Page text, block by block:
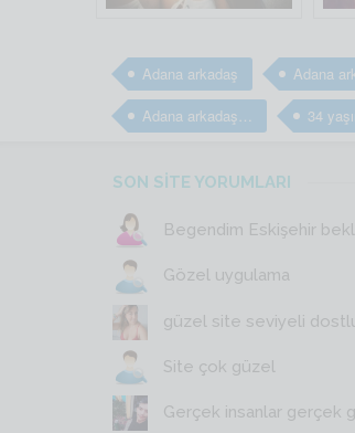
Adana arkadaş Adana
Adana arkadaş arıyorum
SON SİTE YORUMLARI
Begendim Eskişehir
Gözel uygulama
güzel site seviyeli
Site çok güzel
Gerçek insanlar gerçek